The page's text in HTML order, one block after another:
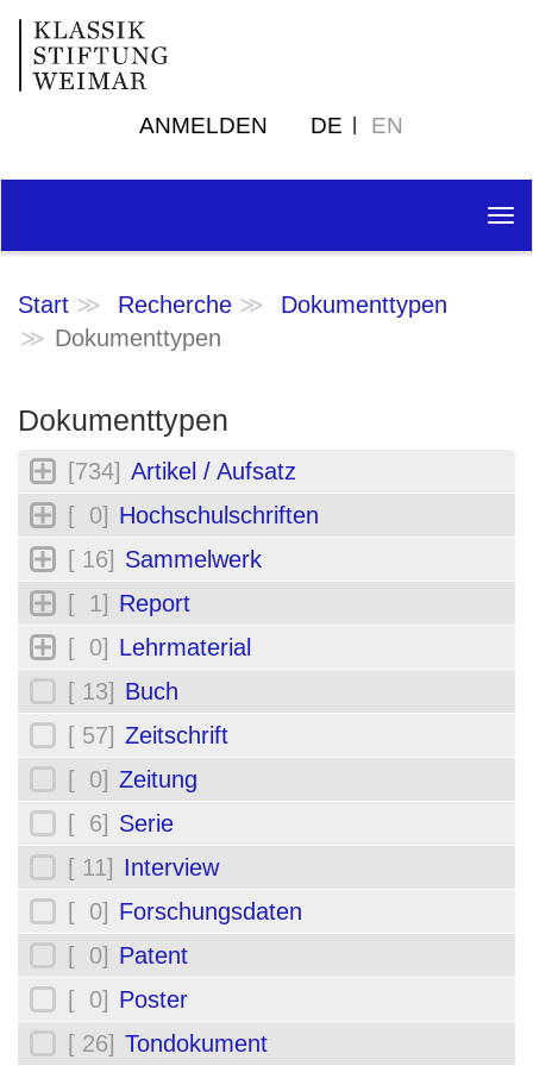
ANMELDEN DE EN
Start Recherche
Dokumenttypen
Dokumenttypen
Dokumenttypen
[734] Artikel / Aufsatz
[ 0] Hochschulschriften
[ 16] Sammelwerk
[ 1] Report
[ 0] Lehrmaterial
[ 13] Buch
[ 57] Zeitschrift
[ 0] Zeitung
[ 6] Serie
[ 11] Interview
[ 0] Forschungsdaten
[ 0] Patent
[ 0] Poster
[ 26] Tondokument